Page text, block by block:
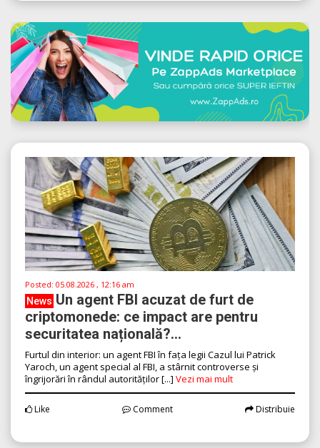
Posted: 05.08.2026 , 12:16 am
News Un agent FBI acuzat de furt de
criptomonede: ce impact are pentru
securitatea națională?...
Furtul din interior: un agent FBI în fața legii Cazul lui Patrick
Yaroch, un agent special al FBI, a stârnit controverse și
îngrijorări în rândul autorităților [...] Vezi mai mult
Like Comment Distribuie